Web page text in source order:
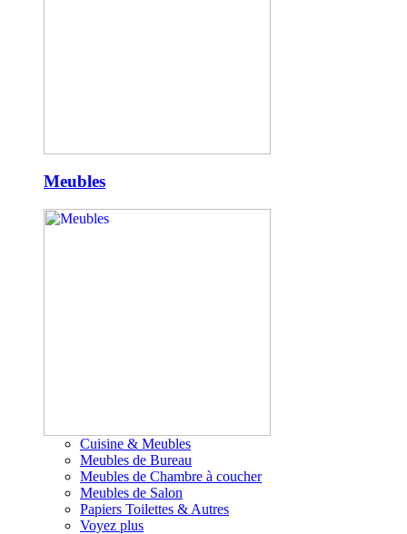
Meubles
Cuisine & Meubles
Meubles de Bureau
Meubles de Chambre à coucher
Meubles de Salon
Papiers Toilettes & Autres
Voyez plus